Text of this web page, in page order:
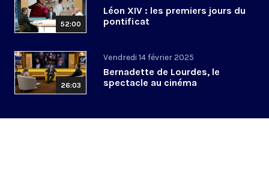
52:00
Léon XIV : les premiers jours du
pontificat
26:03
Vendredi 14 février 2025
Bernadette de Lourdes, le
spectacle au cinéma